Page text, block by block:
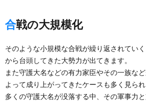
合戦の大規模化
そのような小規模な合戦が繰り返されてい
から台頭してきた大勢力が出てきます。
また守護大名などの有力家臣やその一族な
よって成り上がってきたケースも多く見られ
多くの守護大名が没落する中、その軍事力